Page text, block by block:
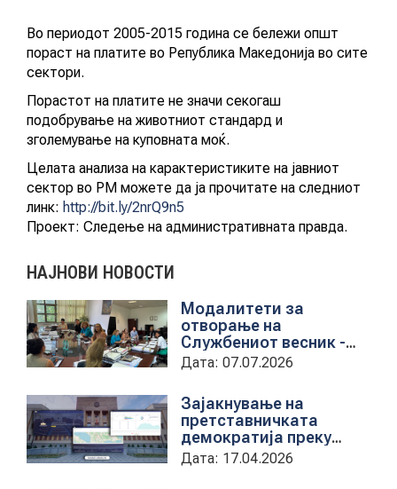
ПОВИЦИ
АКТУЕЛНИ ПОВИЦИ
ИНИЦИЈАТИВИ
ПОДДРЖИ ИНИЦИЈАТИВА
ГАЛЕРИЈА
Во периодот 2005-2015 година се бележи општ
пораст на платите во Република Македонија во сите
сектори.
Порастот на платите не значи секогаш
подобрување на животниот стандард и
зголемување на куповната моќ.
Целата анализа на карактеристиките на јавниот
сектор во РМ можете да ја прочитате на следниот
линк: http://bit.ly/2nrQ9n5
Проект: Следење на административната правда.
НАЈНОВИ НОВОСТИ
Модалитети за
отворање на
Службениот весник -
Средба со
претставници на ЈП
службен весник
Дата: 07.07.2026
Зајакнување на
претставничката
демократија преку
дигитална алатка
kancelarii.sobranie.mk
Дата: 17.04.2026